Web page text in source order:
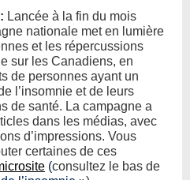
Lancée à la fin du mois
nationale met en lumière
et les répercussions
sur les Canadiens, en
de personnes ayant un
l’insomnie et de leurs
de santé. La campagne a
dans les médias, avec
d’impressions. Vous
certaines de ces
(consultez le bas de